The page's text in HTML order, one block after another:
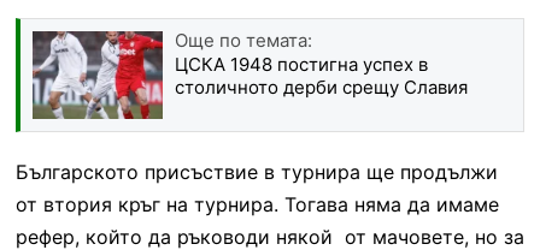
Още по темата:
ЦСКА 1948 постигна успех в
столичното дерби срещу Славия
Българското присъствие в турнира ще продължи
от втория кръг на турнира. Тогава няма да имаме
рефер, който да ръководи някой от мачовете, но за